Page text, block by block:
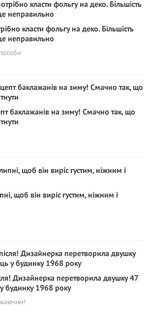
класти фольгу на деко. Більшість
неправильно
баклажанів на зиму! Смачно так, що
щоб він виріс густим, ніжним і
Дизайнерка перетворила двушку 47
будинку 1968 року